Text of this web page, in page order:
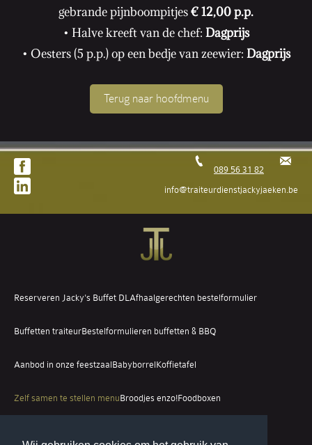
gebrande pijnboompitjes€ 12,00 p.p.
• Halve kreeft van de chef: Dagprijs
• Oesters (5 p.p.) op een bedje van zeewier: Dagprijs
Terug naar hoofdmenu
089 56 31 82
info@traiteurdienstjackyjaeken.be
Reserveren Jacky's Buffet DLAfhaalgerechten bestelformulier
Buffetten traiteurBestelformulieren buffetten & BBQ
Aanbod in onze feestzaalBabyborrelKoffietafel
Zelf samen te stellen menuBroodjes enzo!Foodboxen